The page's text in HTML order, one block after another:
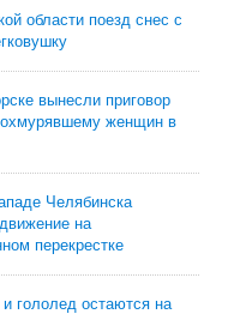
области поезд снес с
вынесли приговор
женщин в
Челябинска
на
перекрестке
гололед остаются на